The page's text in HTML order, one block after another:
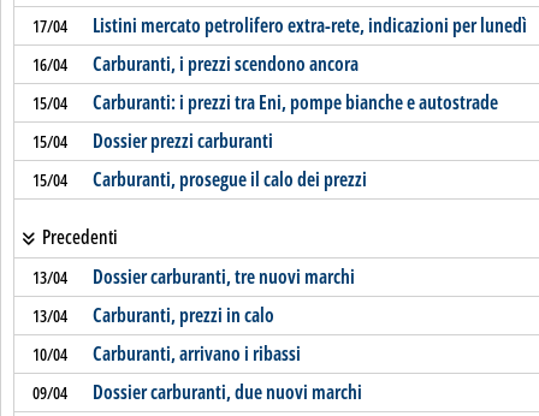
17/04 Listini mercato petrolifero extra-rete, indicazioni per lunedì
16/04 Carburanti, i prezzi scendono ancora
15/04 Carburanti: i prezzi tra Eni, pompe bianche e autostrade
15/04 Dossier prezzi carburanti
15/04 Carburanti, prosegue il calo dei prezzi
Precedenti
13/04 Dossier carburanti, tre nuovi marchi
13/04 Carburanti, prezzi in calo
10/04 Carburanti, arrivano i ribassi
09/04 Dossier carburanti, due nuovi marchi